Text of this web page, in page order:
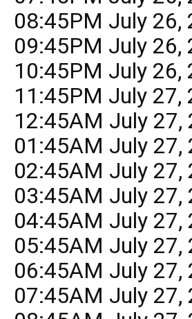
08:45PM July 26,
09:45PM July 26,
10:45PM July 26,
11:45PM July 27,
12:45AM July 27,
01:45AM July 27,
02:45AM July 27,
03:45AM July 27,
04:45AM July 27,
05:45AM July 27,
06:45AM July 27,
07:45AM July 27,